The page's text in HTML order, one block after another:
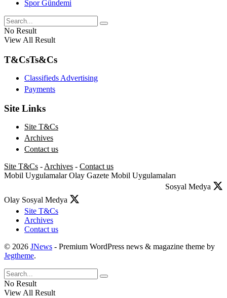
Spor Gündemi
No Result
View All Result
T&CsTs&Cs
Classifieds Advertising
Payments
Site Links
Site T&Cs
Archives
Contact us
Site T&Cs - Archives - Contact us
Mobil Uygulamalar Olay Gazete Mobil Uygulamaları
Sosyal Medya
Olay Sosyal Medya
Site T&Cs
Archives
Contact us
© 2026 JNews - Premium WordPress news & magazine theme by
Jegtheme.
No Result
View All Result